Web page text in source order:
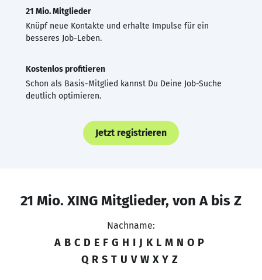
21 Mio. Mitglieder
Knüpf neue Kontakte und erhalte Impulse für ein
besseres Job-Leben.
Kostenlos profitieren
Schon als Basis-Mitglied kannst Du Deine Job-Suche
deutlich optimieren.
Jetzt registrieren
21 Mio. XING Mitglieder, von A bis Z
Nachname:
A B C D E F G H I J K L M N O P
Q R S T U V W X Y Z